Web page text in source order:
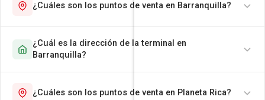
¿Cuáles son los puntos de venta en Barranquilla?
¿Cuál es la dirección de la terminal en
Barranquilla?
¿Cuáles son los puntos de venta en Planeta Rica?